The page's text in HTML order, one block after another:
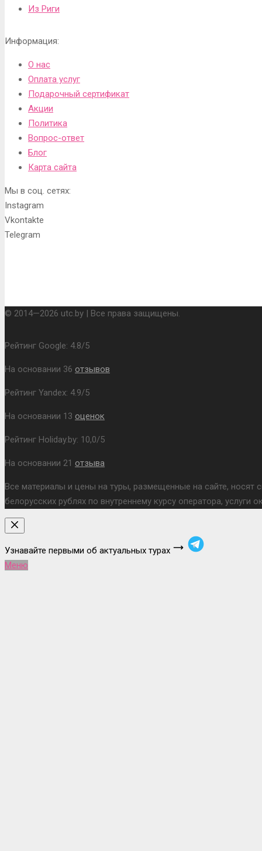
Из Риги
Информация:
О нас
Оплата услуг
Подарочный сертификат
Акции
Политика
Вопрос-ответ
Блог
Карта сайта
Мы в соц. сетях:
Instagram
Vkontakte
Telegram
© 2014—2026 utc.by | Все права защищены.
Рейтинг Google: 4.8/5
На основании 36 отзывов
Рейтинг Yandex: 4.9/5
На основании 13 оценок
Рейтинг Holiday.by: 10,0/5
На основании 21 отзыва
Все материалы и цены на туры, размещенные на сайте, носят
белорусских рублях по внутреннему курсу оператора,
Узнавайте первыми об актуальных турах
Меню